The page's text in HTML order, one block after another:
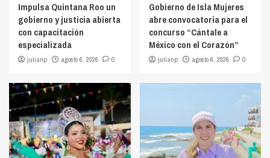
Impulsa Quintana Roo un
gobierno y justicia abierta
con capacitación
especializada
julianp agosto 6, 2026 0
Gobierno de Isla Mujeres
abre convocatoria para el
concurso “Cántale a
México con el Corazón”
julianp agosto 6, 2026 0